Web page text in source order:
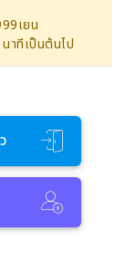
เยน
าทีเป็นต้นไป